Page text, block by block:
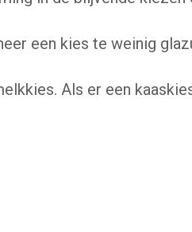
een kies te weinig
Als er een